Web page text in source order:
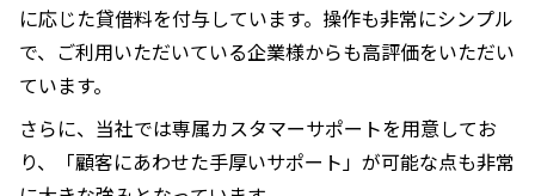
に応じた貸借料を付与しています。操作も非常にシンプル
で、ご利用いただいている企業様からも高評価をいただい
ています。
さらに、当社では専属カスタマーサポートを用意してお
り、「顧客にあわせた手厚いサポート」が可能な点も非常